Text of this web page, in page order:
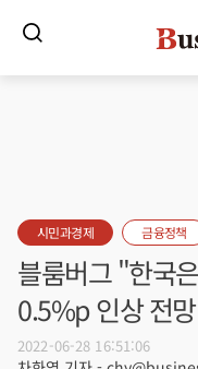
시민과경제 금융정책
블룸버그 "한국
0.5%p 인상 전
2022-06-28 16:51:06